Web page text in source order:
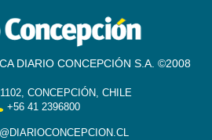
DIARIO CONCEPCIÓN S.A. ©2008
CONCEPCIÓN, CHILE
+56 41 2396800